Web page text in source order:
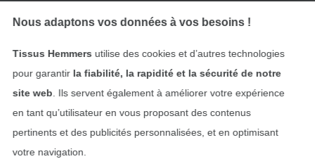
Rétractation de commande
Trouvez plus d’idées
Nous adaptons vos données à vos besoins !
Tissus Hemmers utilise des cookies et d’autres technologies
pour garantir la fiabilité, la rapidité et la sécurité de notre
site web . Ils servent également à améliorer votre expérience
en tant qu’utilisateur en vous proposant des contenus
pertinents et des publicités personnalisées, et en optimisant
votre navigation.